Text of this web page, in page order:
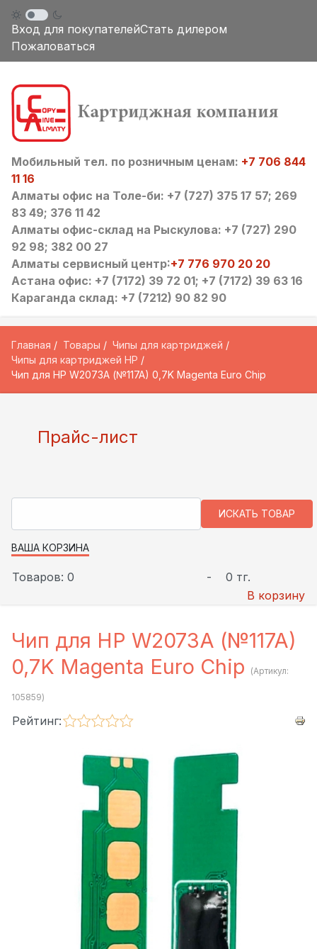
Вход для покупателейСтать дилером
Пожаловаться
Мобильный тел. по розничным ценам: +7 706 844
11 16
Алматы офис на Толе-би: +7 (727) 375 17 57; 269
83 49; 376 11 42
Алматы офис-склад на Рыскулова: +7 (727) 290
92 98; 382 00 27
Алматы сервисный центр:+7 776 970 20 20
Астана офис: +7 (7172) 39 72 01; +7 (7172) 39 63 16
Караганда склад: +7 (7212) 90 82 90
Главная Товары
Чипы для картриджей
Чипы для картриджей HP
Чип для HP W2073A (№117A) 0,7K Magenta Euro Chip
Прайс-лист
ВАША КОРЗИНА
Товаров: 0 -
0 тг.
В корзину
Чип для HP W2073A (№117A)
0,7K Magenta Euro Chip
(Артикул:
105859)
Рейтинг: